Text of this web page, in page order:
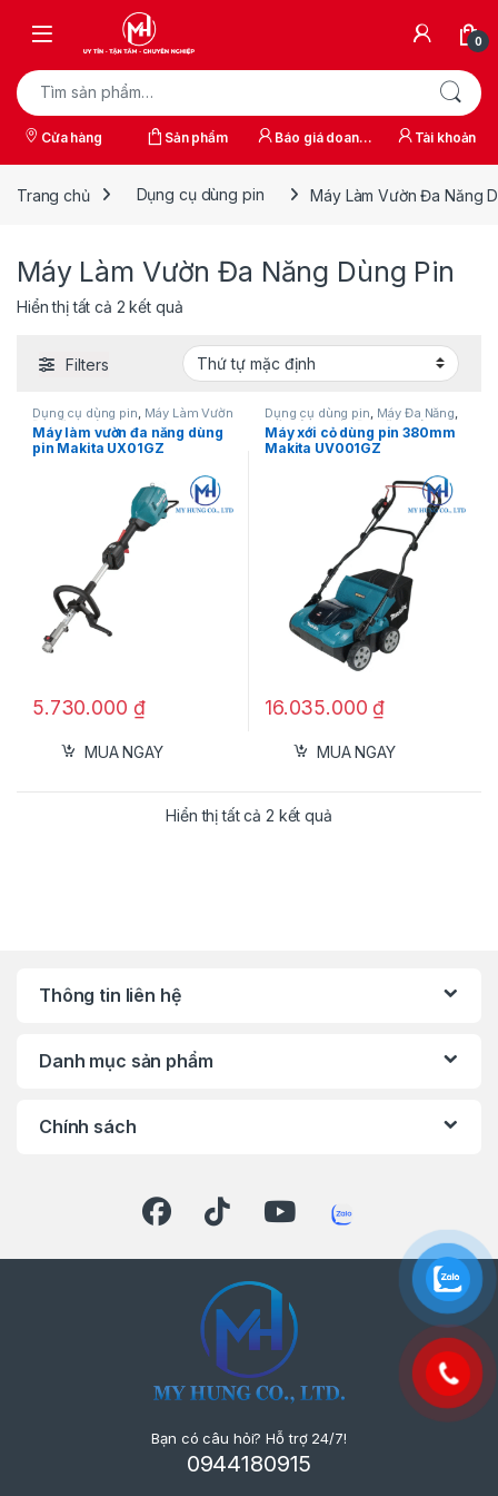
0
Tìm kiếm:
Cửa hàng Sản phẩm
Báo giá doanh
Tài khoản
Trang chủ Dụng cụ dùng pin Máy Làm Vườn Đa Năng
Máy Làm Vườn Đa Năng Dùng Pin
Hiển thị tất cả 2 kết quả
Filters
Dụng cụ dùng pin Máy Làm Vườn
Đa Năng Dùng Pin
Máy làm vườn đa năng dùng
pin Makita UX01GZ
5.730.000 ₫
MUA NGAY
Dụng cụ dùng pin Máy Đa Năng
Máy Làm Vườn Đa Năng Dùng Pin
Máy xới cỏ dùng pin 380mm
Makita UV001GZ
16.035.000 ₫
MUA NGAY
Hiển thị tất cả 2 kết quả
Thông tin liên hệ
Danh mục sản phẩm
Chính sách
Bạn có câu hỏi? Hỗ trợ 24/7!
0944180915